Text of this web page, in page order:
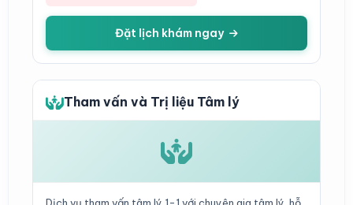
Đặt lịch khám ngay
Tham vấn và Trị liệu Tâm lý